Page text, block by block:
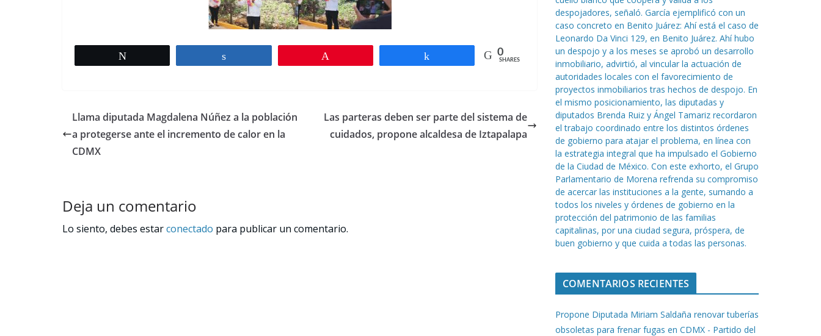
0
SHARES
Llama diputada Magdalena Núñez a la población
a protegerse ante el incremento de calor en la
CDMX
Las parteras deben ser parte del sistema de
cuidados, propone alcaldesa de Iztapalapa
Deja un comentario
Lo siento, debes estarconectado para publicar un comentario.
despojadores, señaló. García ejemplificó con un
caso concreto en Benito Juárez: Ahí está el caso de
Leonardo Da Vinci 129, en Benito Juárez. Ahí hubo
un despojo y a los meses se aprobó un desarrollo
inmobiliario, advirtió, al vincular la actuación de
autoridades locales con el favorecimiento de
proyectos inmobiliarios tras hechos de despojo. En
el mismo posicionamiento, las diputadas y
diputados Brenda Ruiz y Ángel Tamariz recordaron
el trabajo coordinado entre los distintos órdenes
de gobierno para atajar el problema, en línea con
la estrategia integral que ha impulsado el Gobierno
de la Ciudad de México. Con este exhorto, el Grupo
Parlamentario de Morena refrenda su compromiso
de acercar las instituciones a la gente, sumando a
todos los niveles y órdenes de gobierno en la
protección del patrimonio de las familias
capitalinas, por una ciudad segura, próspera, de
buen gobierno y que cuida a todas las personas.
COMENTARIOS RECIENTES
Propone Diputada Miriam Saldaña renovar tuberías
obsoletas para frenar fugas en CDMX - Partido del